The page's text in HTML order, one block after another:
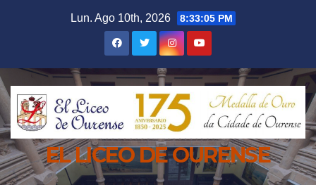
Lun. Ago 10th, 2026 8:33:06 PM
EL LICEO DE OURENSE